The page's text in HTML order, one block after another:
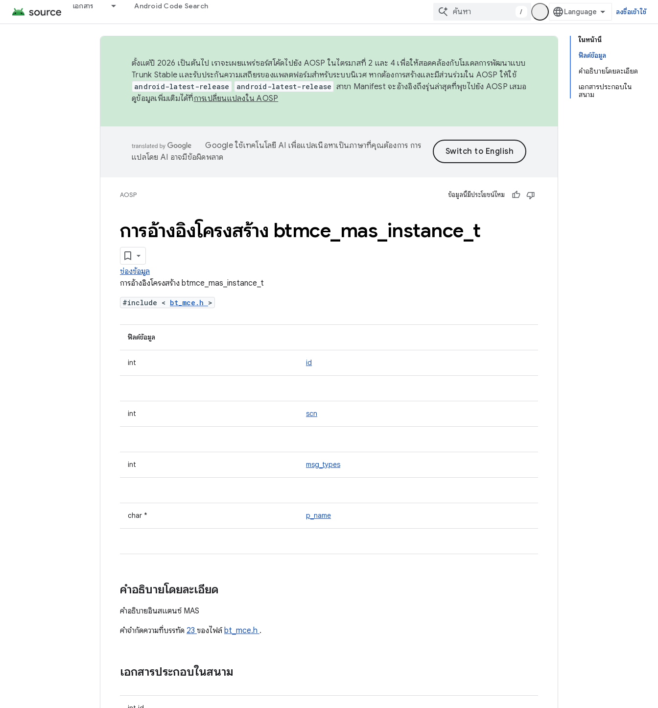
เอกสาร Android Code Search
/ ลงชื่อเข้าใช้
ในหน้านี้
ฟิลด์ข้อมูล
คำอธิบายโดยละเอียด
เอกสารประกอบใน
สนาม
ตั้งแต่ปี 2026 เป็นต้นไป เราจะเผยแพร่ซอร์สโค้ดไปยัง AOSP ในไตรมาสที่ 2 และ 4 เพื่อให้สอดคล้องกับโมเดลการพัฒนาแบบ
Trunk Stable และรับประกันความเสถียรของแพลตฟอร์มสำหรับระบบนิเวศ หากต้องการสร้างและมีส่วนร่วมใน AOSP ให้ใช้
android-latest-release android-latest-release สาขา Manifest จะอ้างอิงถึงรุ่นล่าสุดที่พุชไปยัง AOSP เสมอ
ดูข้อมูลเพิ่มเติมได้ที่การเปลี่ยนแปลงใน AOSP
Google ใช้เทคโนโลยี AI เพื่อแปลเนื้อหาเป็นภาษาที่คุณต้องการ การ
แปลโดย AI อาจมีข้อผิดพลาด
AOSP ข้อมูลนี้มีประโยชน์ไหม
การอ้างอิงโครงสร้าง btmce mas instance t
ช่องข้อมูล
การอ้างอิงโครงสร้าง btmce_mas_instance_t
#include < bt_mce.h >
ฟิลด์ข้อมูล
int id
int scn
int msg_types
char * p_name
คำอธิบายโดยละเอียด
คำอธิบายอินสแตนซ์ MAS
คําจํากัดความที่บรรทัด 23 ของไฟล์bt_mce.h .
เอกสารประกอบในสนาม